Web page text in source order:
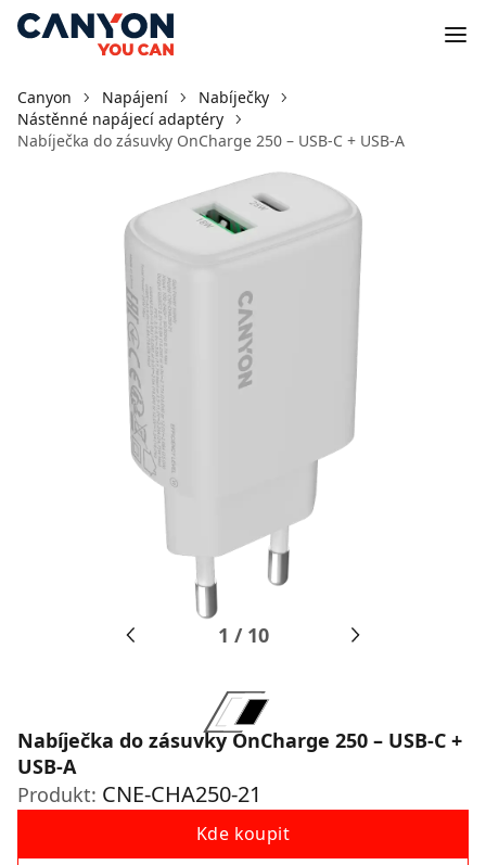
Canyon Napájení
Nabíječky
Nástěnné napájecí adaptéry
Nabíječka do zásuvky OnCharge 250 – USB-C + USB-A
1 / 10
Nabíječka do zásuvky OnCharge 250 – USB-C +
USB-A
Produkt: CNE-CHA250-21
Kde koupit